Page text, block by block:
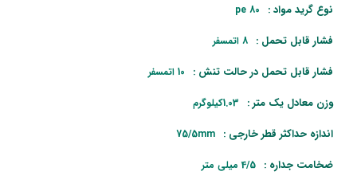
نوع گرید مواد : pe 80
فشار قابل تحمل : 8 اتمسفر
فشار قابل تحمل در حالت تنش : 10 اتمسفر
وزن معادل یک متر : 1.03کیلوگرم
اندازه حداکثر قطر خارجی : 75/5mm
ضخامت جداره : 4/5 میلی متر